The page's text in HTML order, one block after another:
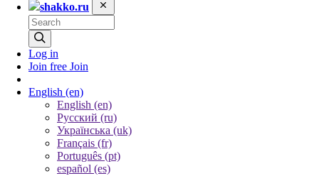
shakko.ru
Log in
Join free Join
English (en)
English (en)
Русский (ru)
Українська (uk)
Français (fr)
Português (pt)
español (es)